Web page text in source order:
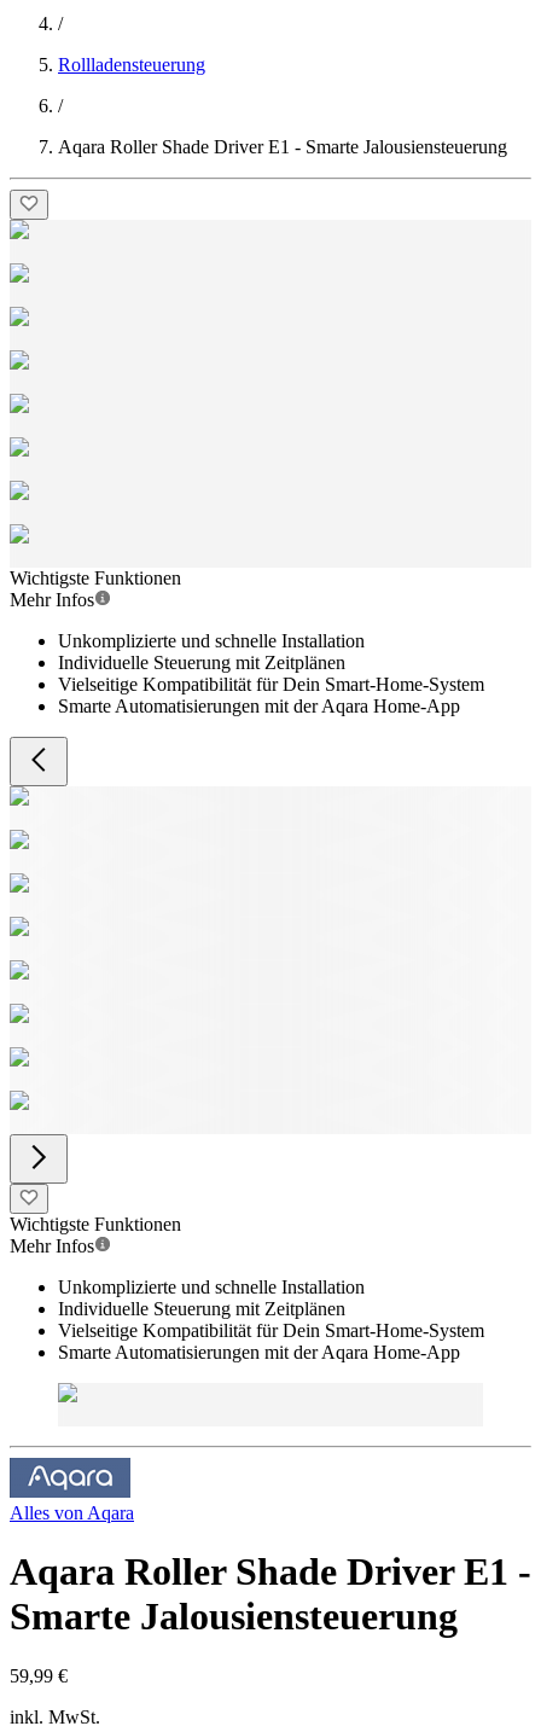
/
Rollladensteuerung
/
Aqara Roller Shade Driver E1 - Smarte Jalousiensteuerung
Wichtigste Funktionen
Mehr Infos
Unkomplizierte und schnelle Installation
Individuelle Steuerung mit Zeitplänen
Vielseitige Kompatibilität für Dein Smart-Home-System
Smarte Automatisierungen mit der Aqara Home-App
Wichtigste Funktionen
Mehr Infos
Unkomplizierte und schnelle Installation
Individuelle Steuerung mit Zeitplänen
Vielseitige Kompatibilität für Dein Smart-Home-System
Smarte Automatisierungen mit der Aqara Home-App
Alles von Aqara
Aqara Roller Shade Driver E1 -
Smarte Jalousiensteuerung
59,99 €
inkl. MwSt.